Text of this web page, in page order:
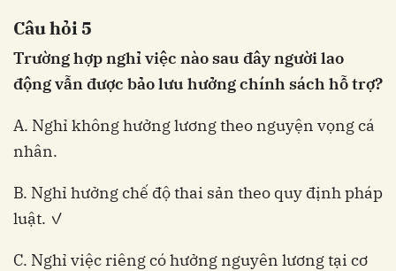
Câu hỏi 5
Trường hợp nghỉ việc nào sau đây người lao
động vẫn được bảo lưu hưởng chính sách hỗ trợ?
A. Nghỉ không hưởng lương theo nguyện vọng cá
nhân.
B. Nghỉ hưởng chế độ thai sản theo quy định pháp
luật. ✓
C. Nghỉ việc riêng có hưởng nguyên lương tại cơ